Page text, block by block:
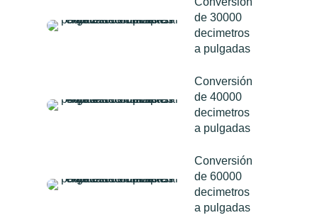
de 30000
decimetros
a pulgadas
Conversión
de 40000
decimetros
a pulgadas
Conversión
de 60000
decimetros
a pulgadas